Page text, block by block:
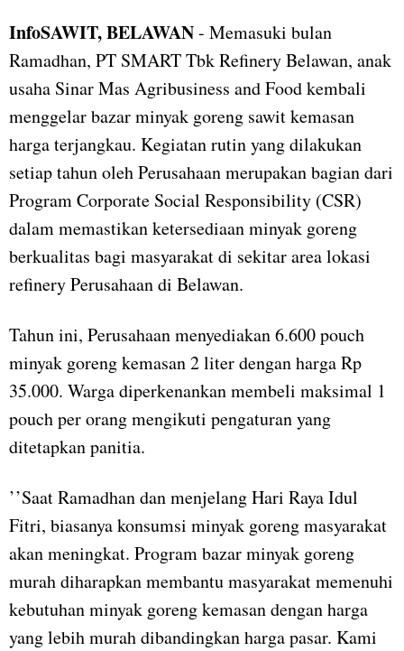
InfoSAWIT, BELAWAN- Memasuki bulan
Ramadhan, PT SMART Tbk Refinery Belawan, anak
usaha Sinar Mas Agribusiness and Food kembali
menggelar bazar minyak goreng sawit kemasan
harga terjangkau. Kegiatan rutin yang dilakukan
setiap tahun oleh Perusahaan merupakan bagian dari
Program Corporate Social Responsibility (CSR)
dalam memastikan ketersediaan minyak goreng
berkualitas bagi masyarakat di sekitar area lokasi
refinery Perusahaan di Belawan.
Tahun ini, Perusahaan menyediakan 6.600 pouch
minyak goreng kemasan 2 liter dengan harga Rp
35.000. Warga diperkenankan membeli maksimal 1
pouch per orang mengikuti pengaturan yang
ditetapkan panitia.
’’Saat Ramadhan dan menjelang Hari Raya Idul
Fitri, biasanya konsumsi minyak goreng masyarakat
akan meningkat. Program bazar minyak goreng
murah diharapkan membantu masyarakat memenuhi
kebutuhan minyak goreng kemasan dengan harga
yang lebih murah dibandingkan harga pasar. Kami